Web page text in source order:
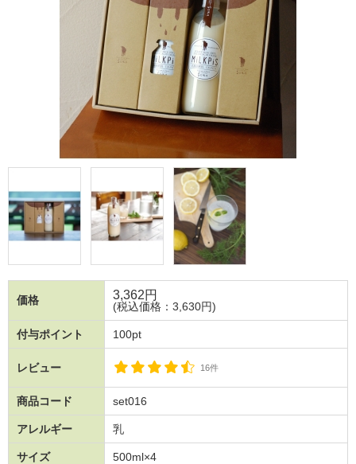
価格 3,362円
(税込価格：3,630円)
付与ポイント 100pt
レビュー 16件
商品コード set016
アレルギー 乳
サイズ 500ml×4